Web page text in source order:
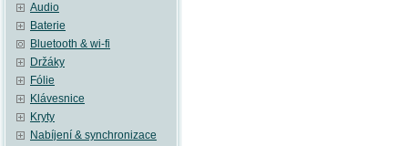
Audio
Baterie
Bluetooth & wi-fi
Držáky
Fólie
Klávesnice
Kryty
Nabíjení & synchronizace